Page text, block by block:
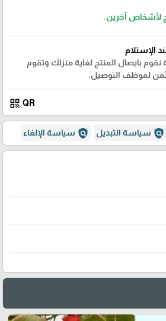
لأشخاص آخرين.
الإستلام
بايصال المنتج لغاية منزلك وتقوم
لموظف التوصيل.
QR
qr_code
policy سياسة التبديل policy سياسة الإلغاء